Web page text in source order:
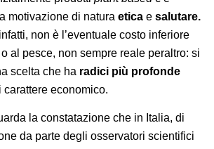
motivazione di natura etica e salutare.
non è l’eventuale costo inferiore
al pesce, non sempre reale peraltro: si
scelta che ha radici più profonde
economico.
la constatazione che in Italia, di
da parte degli osservatori scientifici